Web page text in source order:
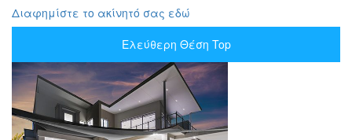
Διαφημίστε το ακίνητό σας εδώ
Ελεύθερη Θέση Top